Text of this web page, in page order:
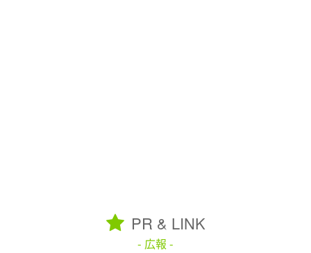
PR & LINK
- 広報 -